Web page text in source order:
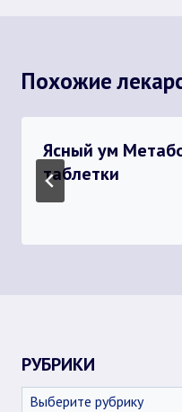
Похожие
Ясный ум
таблетки
РУБРИКИ
Рубрики